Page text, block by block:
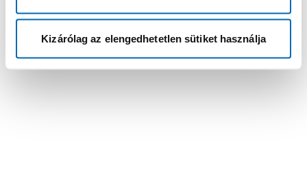
Kizárólag az elengedhetetlen sütiket használja